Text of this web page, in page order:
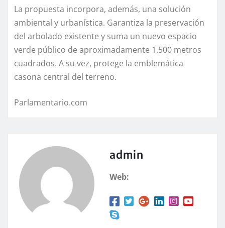
La propuesta incorpora, además, una solución
ambiental y urbanística. Garantiza la preservación
del arbolado existente y suma un nuevo espacio
verde público de aproximadamente 1.500 metros
cuadrados. A su vez, protege la emblemática
casona central del terreno.
Parlamentario.com
admin
Web: